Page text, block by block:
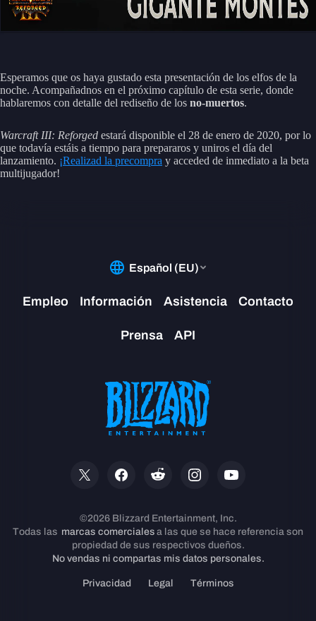
Esperamos que os haya gustado esta presentación de los elfos de la
noche. Acompañadnos en el próximo capítulo de esta serie, donde
hablaremos con detalle del rediseño de los no-muertos.
Warcraft III: Reforged estará disponible el 28 de enero de 2020, por lo
que todavía estáis a tiempo para prepararos y uniros el día del
lanzamiento. ¡Realizad la precompra y acceded de inmediato a la beta
multijugador!